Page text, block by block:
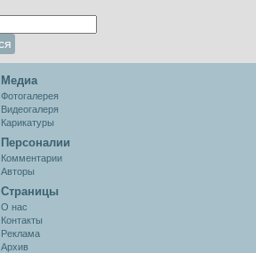
Медиа
Фотогалерея
Видеогалеря
Карикатуры
Персоналии
Комментарии
Авторы
Cтраницы
О нас
Контакты
Реклама
Архив